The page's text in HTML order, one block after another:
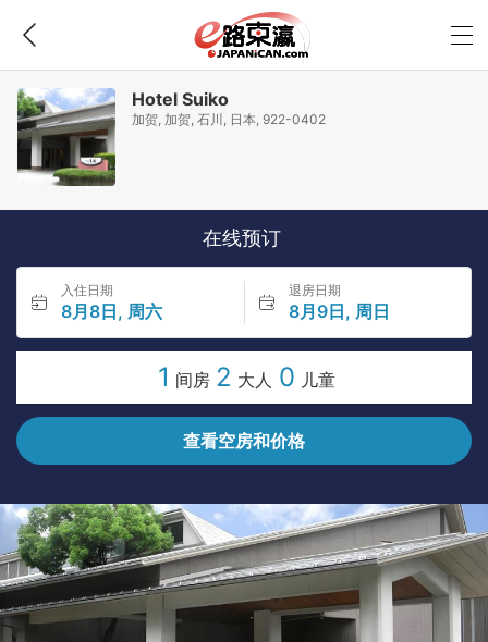
Hotel Suiko
加贺, 加贺, 石川, 日本, 922-0402
在线预订
入住日期
8月8日, 周六
退房日期
8月9日, 周日
1 间房 2 大人 0 儿童
查看空房和价格